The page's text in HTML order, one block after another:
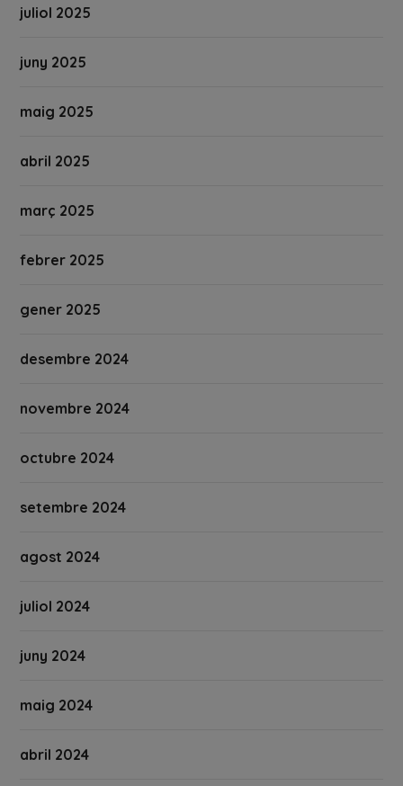
juliol 2025
juny 2025
maig 2025
abril 2025
març 2025
febrer 2025
gener 2025
desembre 2024
novembre 2024
octubre 2024
setembre 2024
agost 2024
juliol 2024
juny 2024
maig 2024
abril 2024